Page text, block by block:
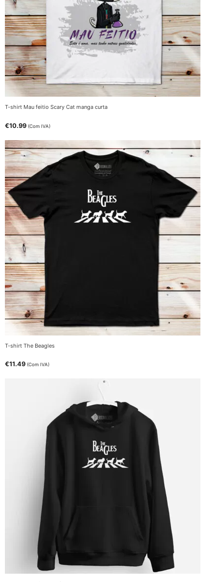
T-shirt Mau feitio Scary Cat manga curta
€10.99 (Com IVA)
T-shirt The Beagles
€11.49 (Com IVA)